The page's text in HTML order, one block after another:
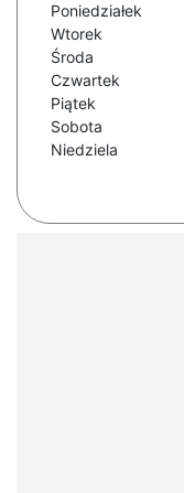
Poniedziałek
Wtorek
Środa
Czwartek
Piątek
Sobota
Niedziela